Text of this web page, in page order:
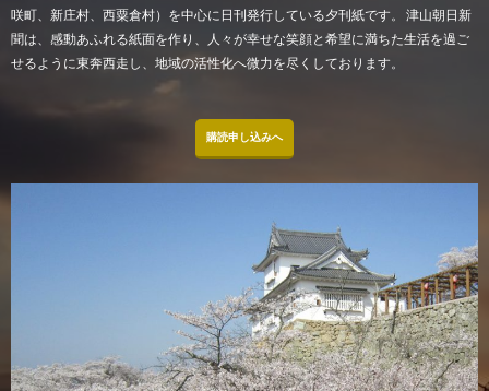
咲町、新庄村、西粟倉村）を中心に日刊発行している夕刊紙です。 津山朝日新
聞は、感動あふれる紙面を作り、人々が幸せな笑顔と希望に満ちた生活を過ご
せるように東奔西走し、地域の活性化へ微力を尽くしております。
購読申し込みへ